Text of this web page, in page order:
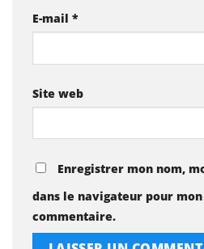
E-mail *
Site web
Enregistrer mon nom,
dans le navigateur pour
commentaire.